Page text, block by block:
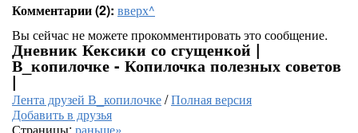
Комментарии (2): вверх^
Вы сейчас не можете прокомментировать это сообщение.
Дневник Кексики со сгущенкой |
В_копилочке - Копилочка полезных советов
|
Лента друзей В_копилочке/Полная версия
Добавить в друзья